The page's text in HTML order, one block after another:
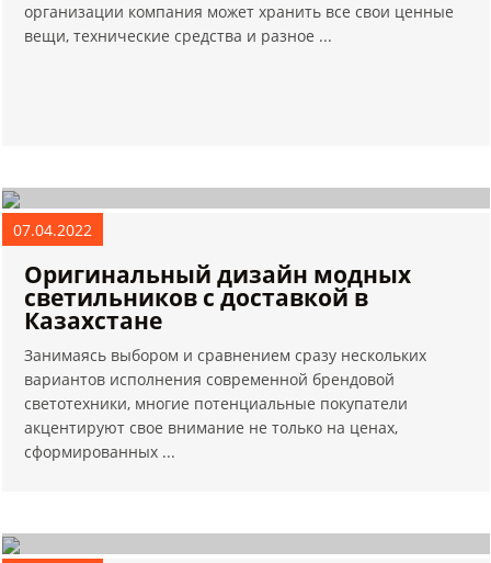
организации компания может хранить все свои ценные
вещи, технические средства и разное ...
07.04.2022
Оригинальный дизайн модных
светильников с доставкой в
Казахстане
Занимаясь выбором и сравнением сразу нескольких
вариантов исполнения современной брендовой
светотехники, многие потенциальные покупатели
акцентируют свое внимание не только на ценах,
сформированных ...